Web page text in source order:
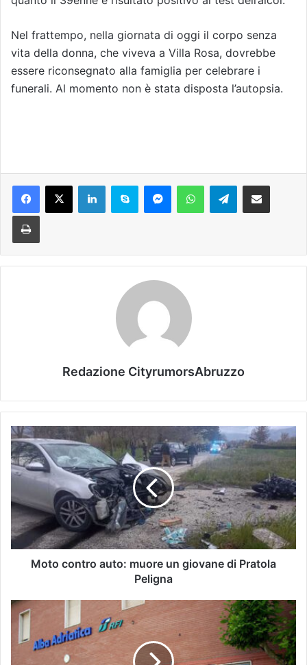
Nel frattempo, nella giornata di oggi il corpo senza
vita della donna, che viveva a Villa Rosa, dovrebbe
essere riconsegnato alla famiglia per celebrare i
funerali. Al momento non è stata disposta l’autopsia.
Telegram
Redazione CityrumorsAbruzzo
Moto contro auto: muore un giovane di Pratola
Peligna